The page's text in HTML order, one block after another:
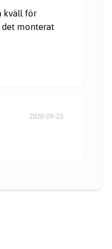
kväll för
monterat
2020-09-15